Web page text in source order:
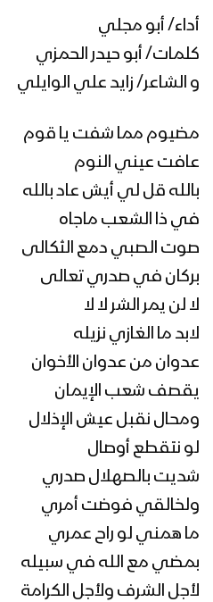
أداء/ أبو مجلي
كلمات/ أبو حيدر الحمزي
و الشاعر/ زايد علي الوايلي
مضيوم مما شفت يا قوم
عافت عيني النوم
بالله قل لي أيش عاد بالله
في ذا الشعب ماجاه
صوت الصبي دمع الثكالى
بركان في صدري تعالى
لا لن يمر الشر لا لا
لابد ما الغازي نزيله
عدوان من عدوان الأخوان
يقصف شعب الإيمان
ومحال نقبل عيش الإذلال
لو نتقطع أوصال
شديت بالصهلال صدري
ولخالقي فوضت أمري
ما همني لو راح عمري
بمضي مع الله في سبيله
لأجل الشرف ولأجل الكرامة